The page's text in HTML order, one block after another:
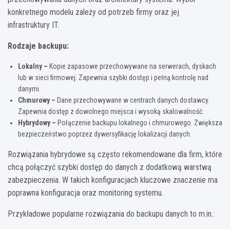
konkretnego modelu zależy od potrzeb firmy oraz jej
infrastruktury IT.
Rodzaje backupu:
Lokalny – Kopie zapasowe przechowywane na serwerach, dyskach
lub w sieci firmowej. Zapewnia szybki dostęp i pełną kontrolę nad
danymi.
Chmurowy – Dane przechowywane w centrach danych dostawcy.
Zapewnia dostęp z dowolnego miejsca i wysoką skalowalność.
Hybrydowy – Połączenie backupu lokalnego i chmurowego. Zwiększa
bezpieczeństwo poprzez dywersyfikację lokalizacji danych.
Rozwiązania hybrydowe są często rekomendowane dla firm, które
chcą połączyć szybki dostęp do danych z dodatkową warstwą
zabezpieczenia. W takich konfiguracjach kluczowe znaczenie ma
poprawna konfiguracja oraz monitoring systemu.
Przykładowe popularne rozwiązania do backupu danych to m.in.: